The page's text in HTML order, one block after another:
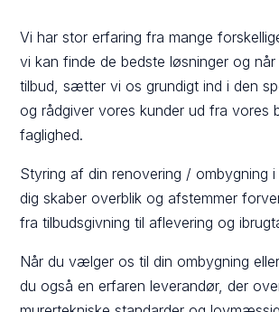
Vi har stor erfaring fra mange
vi kan finde de bedste løsninger og
tilbud, sætter vi os grundigt ind i den
og rådgiver vores kunder ud fra vores
faglighed.
Styring af din renovering / ombygning
dig skaber overblik og afstemmer
fra tilbudsgivning til aflevering og
Når du vælger os til din ombygning
du også en erfaren leverandør, der